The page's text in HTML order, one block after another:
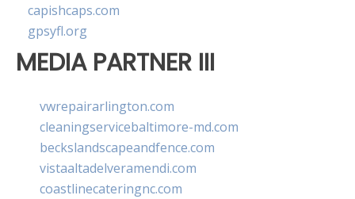
capishcaps.com
gpsyfl.org
MEDIA PARTNER III
vwrepairarlington.com
cleaningservicebaltimore-md.com
beckslandscapeandfence.com
vistaaltadelveramendi.com
coastlinecateringnc.com